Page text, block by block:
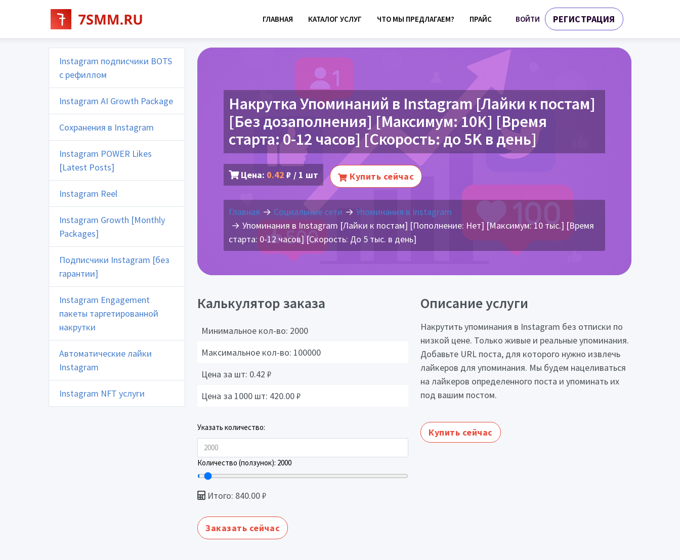
ГЛАВНАЯ КАТАЛОГ УСЛУГ ЧТО МЫ ПРЕДЛАГАЕМ? ПРАЙС ВОЙТИ РЕГИСТРАЦИЯ
Instagram подписчики BOTS
с рефиллом
Instagram AI Growth Package
Сохранения в Instagram
Instagram POWER Likes
[Latest Posts]
Instagram Reel
Instagram Growth [Monthly
Packages]
Подписчики Instagram [без
гарантии]
Instagram Engagement
пакеты таргетированной
накрутки
Автоматические лайки
Instagram
Instagram NFT услуги
Накрутка Упоминаний в Instagram [Лайки к постам]
[Без дозаполнения] [Максимум: 10K] [Время
старта: 0-12 часов] [Скорость: до 5K в день]
Цена: 0.42 ₽ / 1 шт Купить сейчас
Главная Социальные сети
Упоминания в Instagram
Упоминания в Instagram [Лайки к постам] [Пополнение: Нет] [Максимум: 10 тыс.] [Время
старта: 0-12 часов] [Скорость: До 5 тыс. в день]
Калькулятор заказа
Минимальное кол-во: 2000
Максимальное кол-во: 100000
Цена за шт: 0.42 ₽
Цена за 1000 шт: 420.00₽
Указать количество:
Количество (ползунок): 2000
Итого: 840.00₽
Заказать сейчас
Описание услуги
Накрутить упоминания в Instagram без отписки по
низкой цене. Только живые и реальные упоминания.
Добавьте URL поста, для которого нужно извлечь
лайкеров для упоминания. Мы будем нацеливаться
на лайкеров определенного поста и упоминать их
под вашим постом.
Купить сейчас